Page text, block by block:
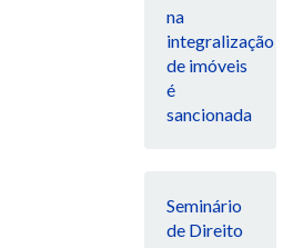
na
integralização
de imóveis
é
sancionada
Seminário
de Direito